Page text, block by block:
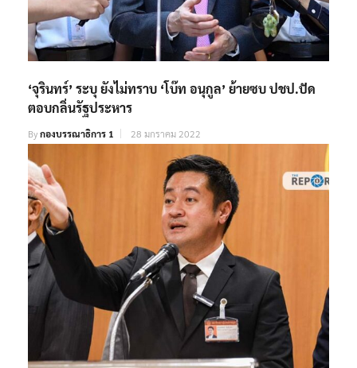
‘จุรินทร์’ ระบุ ยังไม่ทราบ ‘โบ๊ท อนุกูล’ ย้ายซบ ปชป.ปัด
ตอบกลิ่นรัฐประหาร
Byกองบรรณาธิการ 1 28 มกราคม 2022